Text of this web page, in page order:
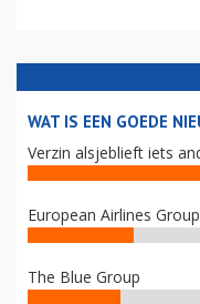
WAT IS EEN GOEDE
Verzin alsjeblieft iets
European Airlines
The Blue Group